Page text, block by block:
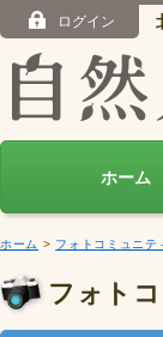
ログイン
ホーム
ホーム > フォトコミュニテ
フォト